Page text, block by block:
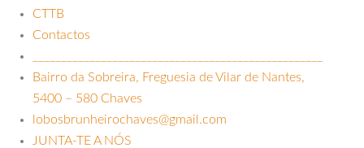
CTTB
Contactos
Bairro da Sobreira, Freguesia de Vilar de Nantes,
5400 – 580 Chaves
lobosbrunheirochaves@gmail.com
JUNTA-TE A NÓS